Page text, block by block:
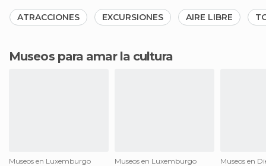
ATRACCIONES EXCURSIONES AIRE LIBRE
Museos para amar la cultura
Museos en Luxemburgo
Museos en Luxemburgo
Museos en